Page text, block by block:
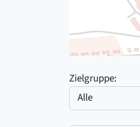
Zielgruppe: